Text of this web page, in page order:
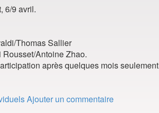
6/9 avril.
Thomas Sallier
Antoine Zhao.
après quelques mois seulement
Ajouter un commentaire